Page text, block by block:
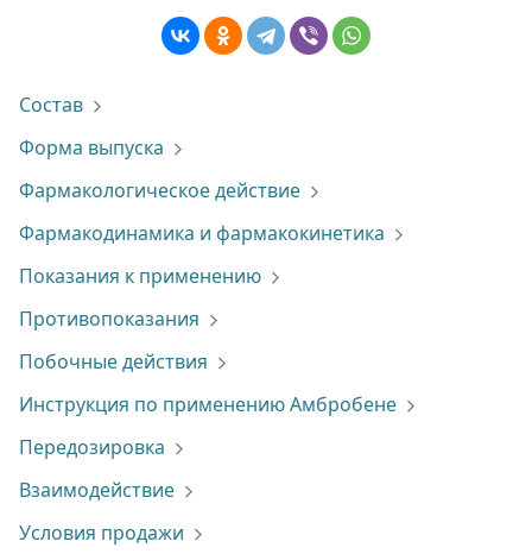
Состав
Форма выпуска
Фармакологическое действие
Фармакодинамика и фармакокинетика
Показания к применению
Противопоказания
Побочные действия
Инструкция по применению Амбробене
Передозировка
Взаимодействие
Условия продажи